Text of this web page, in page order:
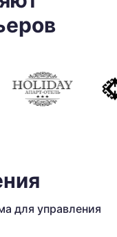
для управления